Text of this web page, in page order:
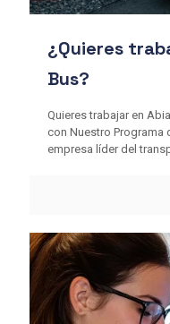
¿Quieres
Bus?
Quieres trabajar en
con Nuestro Programa
empresa líder del